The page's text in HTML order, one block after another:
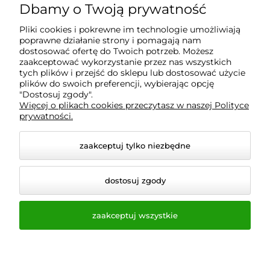
Informacje
O nas
Wyposażenie Gastronomii - Projekty Technologiczne -
Sklep Gastronomiczny - Serwis Sprzętu
Gastronomicznego | Gdańsk - Trójmiasto - Pomorskie
© 2026 a-bis.pl. Wszelkie prawa zastrzeżone.
Dbamy o Twoją prywatność
Pliki cookies i pokrewne im technologie umożliwiają
poprawne działanie strony i pomagają nam
dostosować ofertę do Twoich potrzeb. Możesz
zaakceptować wykorzystanie przez nas wszystkich
tych plików i przejść do sklepu lub dostosować użycie
plików do swoich preferencji, wybierając opcję
"Dostosuj zgody".
Więcej o plikach cookies przeczytasz w naszej Polityce
prywatności.
zaakceptuj tylko niezbędne
dostosuj zgody
zaakceptuj wszystkie